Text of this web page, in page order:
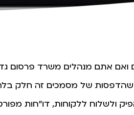
אתם מנהלים משרד פרסום
שהדפסות של מסמכים זה חלק
ולשלוח ללקוחות, דו"חות